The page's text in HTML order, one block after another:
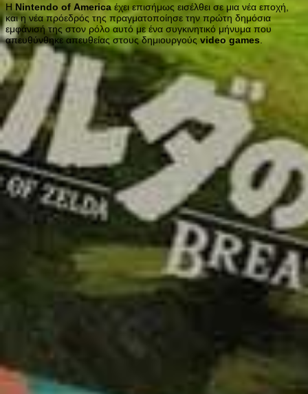
Η Nintendo of America έχει επισήμως εισέλθει σε μια νέα εποχή,
και η νέα πρόεδρός της πραγματοποίησε την πρώτη δημόσια
εμφάνισή της στον ρόλο αυτό με ένα συγκινητικό μήνυμα που
απευθύνθηκε απευθείας στους δημιουργούς video games